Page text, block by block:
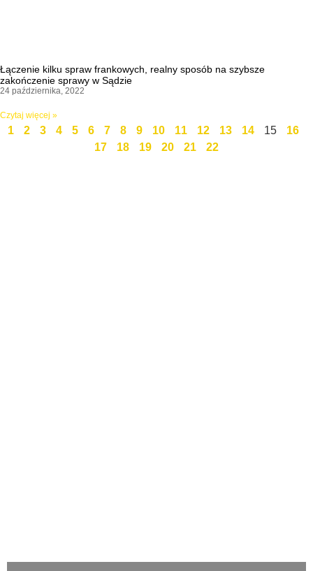
Łączenie kilku spraw frankowych, realny sposób na szybsze
zakończenie sprawy w Sądzie
24 października, 2022
Czytaj więcej »
1 2 3 4 5 6 7 8 9 10 11 12 13 14 15
16
17
18 19 20 21 22